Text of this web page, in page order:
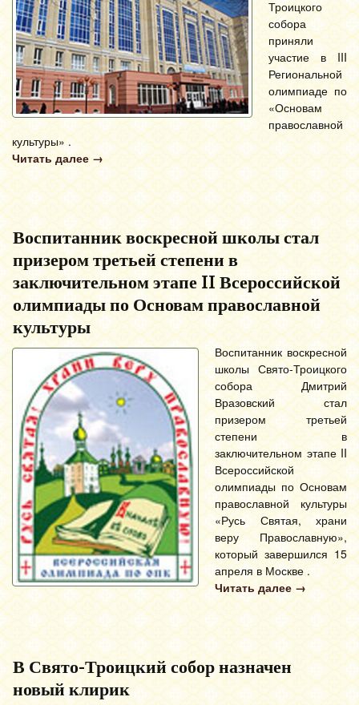
Троицкого
собора
приняли
участие в III
Региональной
олимпиаде по
«Основам
православной
культуры» .
Читать далее →
Воспитанник воскресной школы стал
призером третьей степени в
заключительном этапе II Всероссийской
олимпиады по Основам православной
культуры
Воспитанник воскресной
школы Свято-Троицкого
собора Дмитрий
Вразовский стал
призером третьей
степени в
заключительном этапе II
Всероссийской
олимпиады по Основам
православной культуры
«Русь Святая, храни
веру Православную»,
который завершился 15
апреля в Москве .
Читать далее →
В Свято-Троицкий собор назначен
новый клирик